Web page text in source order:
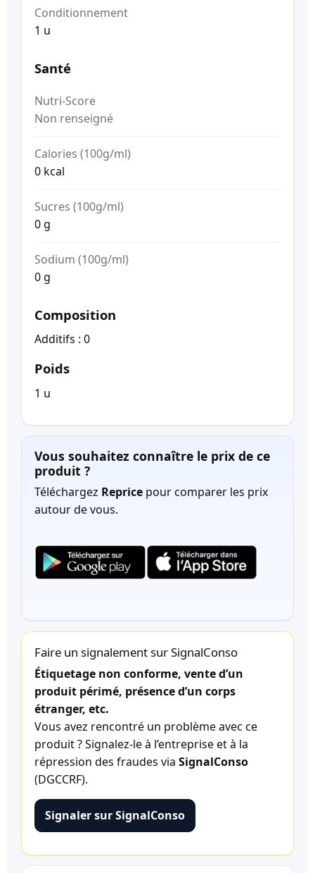
Conditionnement
1 u
Santé
Nutri-Score
Non renseigné
Calories (100g/ml)
0 kcal
Sucres (100g/ml)
0 g
Sodium (100g/ml)
0 g
Composition
Additifs : 0
Poids
1 u
Vous souhaitez connaître le prix de ce
produit ?
Téléchargez Reprice pour comparer les prix
autour de vous.
Faire un signalement sur SignalConso
Étiquetage non conforme, vente d’un
produit périmé, présence d’un corps
étranger, etc.
Vous avez rencontré un problème avec ce
produit ? Signalez-le à l’entreprise et à la
répression des fraudes via SignalConso
(DGCCRF).
Signaler sur SignalConso